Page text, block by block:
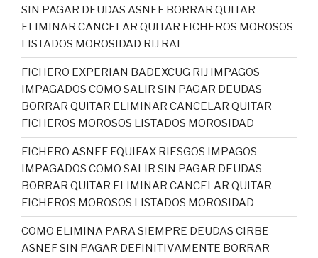
SIN PAGAR DEUDAS ASNEF BORRAR QUITAR
ELIMINAR CANCELAR QUITAR FICHEROS MOROSOS
LISTADOS MOROSIDAD RIJ RAI
FICHERO EXPERIAN BADEXCUG RIJ IMPAGOS
IMPAGADOS COMO SALIR SIN PAGAR DEUDAS
BORRAR QUITAR ELIMINAR CANCELAR QUITAR
FICHEROS MOROSOS LISTADOS MOROSIDAD
FICHERO ASNEF EQUIFAX RIESGOS IMPAGOS
IMPAGADOS COMO SALIR SIN PAGAR DEUDAS
BORRAR QUITAR ELIMINAR CANCELAR QUITAR
FICHEROS MOROSOS LISTADOS MOROSIDAD
COMO ELIMINA PARA SIEMPRE DEUDAS CIRBE
ASNEF SIN PAGAR DEFINITIVAMENTE BORRAR